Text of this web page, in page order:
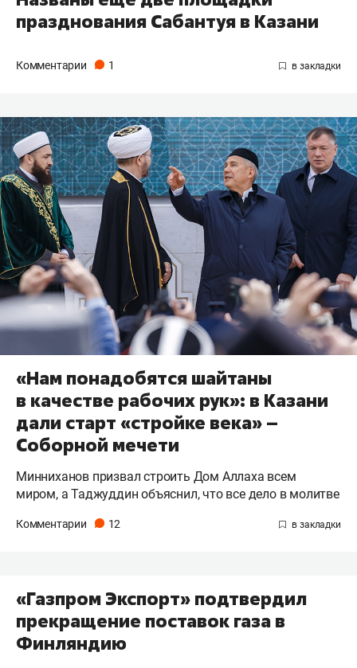
празднования Сабантуя в Казани
Комментарии 1
«Нам понадобятся шайтаны
в качестве рабочих рук»: в Казани
дали старт «стройке века» –
Соборной мечети
Минниханов призвал строить Дом Аллаха всем
миром, а Таджуддин объяснил, что все дело в молитве
Комментарии 12
«Газпром Экспорт» подтвердил
прекращение поставок газа в
Финляндию